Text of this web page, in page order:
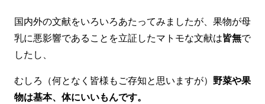
国内外の文献をいろいろあたってみましたが、果物が母
乳に悪影響であることを立証したマトモな文献は皆無で
したし、
むしろ（何となく皆様もご存知と思いますが） 野菜や果
物は基本、体にいいもんです。